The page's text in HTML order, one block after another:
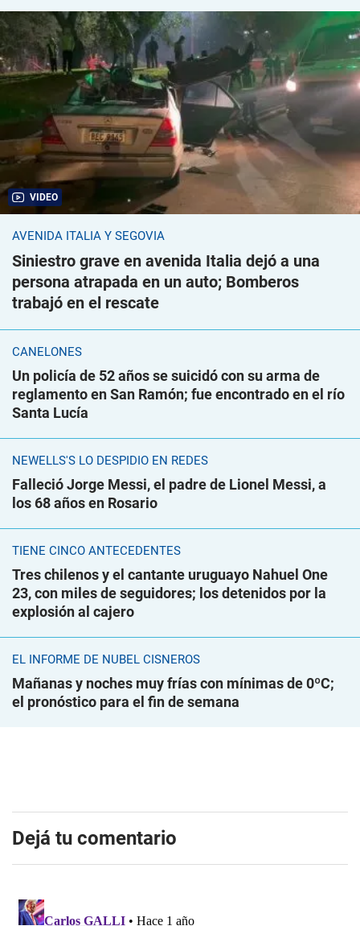
VIDEO
AVENIDA ITALIA Y SEGOVIA
Siniestro grave en avenida Italia dejó a una
persona atrapada en un auto; Bomberos
trabajó en el rescate
CANELONES
Un policía de 52 años se suicidó con su arma de
reglamento en San Ramón; fue encontrado en el río
Santa Lucía
NEWELLS'S LO DESPIDIÓ EN REDES
Falleció Jorge Messi, el padre de Lionel Messi, a
los 68 años en Rosario
TIENE CINCO ANTECEDENTES
Tres chilenos y el cantante uruguayo Nahuel One
23, con miles de seguidores; los detenidos por la
explosión al cajero
EL INFORME DE NUBEL CISNEROS
Mañanas y noches muy frías con mínimas de 0ºC;
el pronóstico para el fin de semana
Dejá tu comentario